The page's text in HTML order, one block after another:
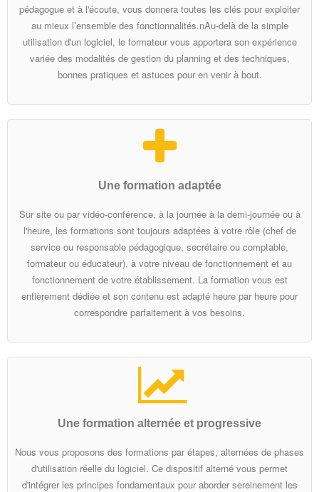
- Formation et accompagnement
- Evolutions
- Hébergement
pédagogue et à l'écoute, vous donnera toutes les clés pour exploiter
au mieux l’ensemble des fonctionnalités.nAu-delà de la simple
utilisation d'un logiciel, le formateur vous apportera son expérience
variée des modalités de gestion du planning et des techniques,
bonnes pratiques et astuces pour en venir à bout.
Une formation adaptée
Sur site ou par vidéo-conférence, à la journée à la demi-journée ou à
l'heure, les formations sont toujours adaptées à votre rôle (chef de
service ou responsable pédagogique, secrétaire ou comptable,
formateur ou éducateur), à votre niveau de fonctionnement et au
fonctionnement de votre établissement. La formation vous est
entièrement dédiée et son contenu est adapté heure par heure pour
correspondre parfaitement à vos besoins.
Une formation alternée et progressive
Nous vous proposons des formations par étapes, alternées de phases
d'utilisation réelle du logiciel. Ce dispositif alterné vous permet
d'intégrer les principes fondamentaux pour aborder sereinement les